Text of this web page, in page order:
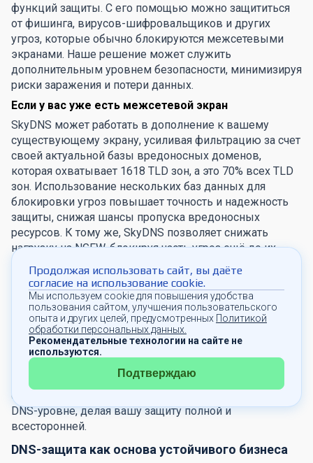
функций защиты. С его помощью можно защититься
от фишинга, вирусов-шифровальщиков и других
угроз, которые обычно блокируются межсетевыми
экранами. Наше решение может служить
дополнительным уровнем безопасности, минимизируя
риски заражения и потери данных.
Если у вас уже есть межсетевой экран
SkyDNS может работать в дополнение к вашему
существующему экрану, усиливая фильтрацию за счет
своей актуальной базы вредоносных доменов,
которая охватывает 1618 TLD зон, а это 70% всех TLD
зон. Использование нескольких баз данных для
блокировки угроз повышает точность и надежность
защиты, снижая шансы пропуска вредоносных
ресурсов. К тому же, SkyDNS позволяет снижать
нагрузку на NGFW, блокируя часть угроз ещё до их
Если у вас уже есть межсетевой экран и прокси
Есть типы угроз, с которыми не справляются средства
защиты, такие как NGFW, UTM или Proxy. Это может
быть DNS-спуфинг, домены, сгенерированные
алгоритмами (DGA) или DNS-туннелирование. SkyDNS
предоставляет именно тот уровень защиты DNS,
который нужен, чтобы обезопасить вашу сеть от этих
сложных и скрытых атак. Мы нейтрализуем угрозы на
DNS-уровне, делая вашу защиту полной и
всесторонней.
DNS-защита как основа устойчивого бизнеса
Продолжая использовать сайт, вы даёте
согласие на использование cookie.
Мы используем cookie для повышения удобства
пользования сайтом, улучшения пользовательского
опыта и других целей, предусмотренных Политикой
обработки персональных данных.
Рекомендательные технологии на сайте не
используются.
Подтверждаю